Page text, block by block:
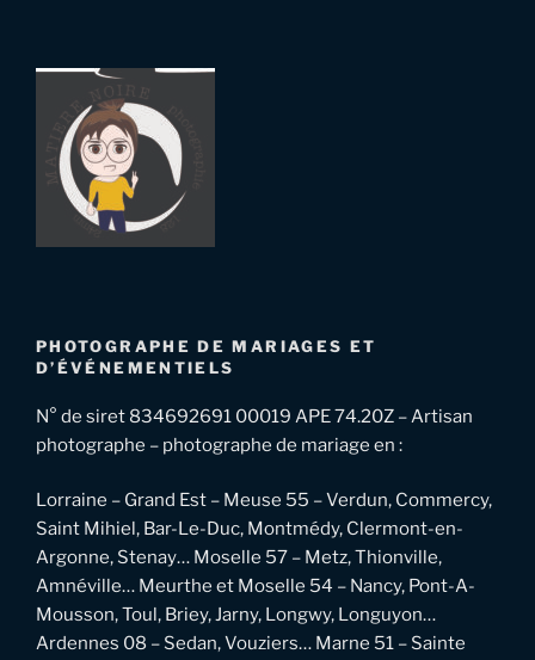
PHOTOGRAPHE DE MARIAGES ET
D’ÉVÉNEMENTIELS
N° de siret 834692691 00019 APE 74.20Z – Artisan
photographe – photographe de mariage en :
Lorraine – Grand Est – Meuse 55 – Verdun, Commercy,
Saint Mihiel, Bar-Le-Duc, Montmédy, Clermont-en-
Argonne, Stenay… Moselle 57 – Metz, Thionville,
Amnéville… Meurthe et Moselle 54 – Nancy, Pont-A-
Mousson, Toul, Briey, Jarny, Longwy, Longuyon…
Ardennes 08 – Sedan, Vouziers… Marne 51 – Sainte